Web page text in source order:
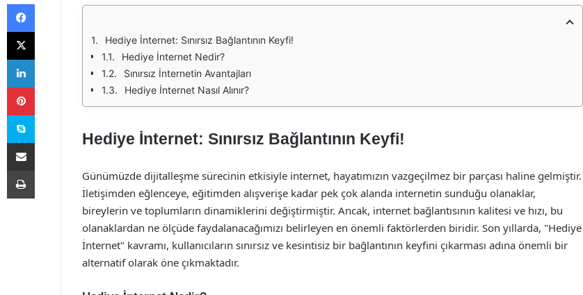
Hediye İnternet: Sınırsız Bağlantının Keyfi!
Hediye İnternet Nedir?
Sınırsız İnternetin Avantajları
Hediye İnternet Nasıl Alınır?
Hediye İnternet: Sınırsız Bağlantının Keyfi!
Günümüzde dijitalleşme sürecinin etkisiyle internet, hayatımızın vazgeçilmez bir parçası haline gelmiştir.
İletişimden eğlenceye, eğitimden alışverişe kadar pek çok alanda internetin sunduğu olanaklar,
bireylerin ve toplumların dinamiklerini değiştirmiştir. Ancak, internet bağlantısının kalitesi ve hızı, bu
olanaklardan ne ölçüde faydalanacağımızı belirleyen en önemli faktörlerden biridir. Son yıllarda, "Hediye
İnternet" kavramı, kullanıcıların sınırsız ve kesintisiz bir bağlantının keyfini çıkarması adına önemli bir
alternatif olarak öne çıkmaktadır.
Facebook
X
LinkedIn
Pinterest
Skype
E-Posta ile paylaş